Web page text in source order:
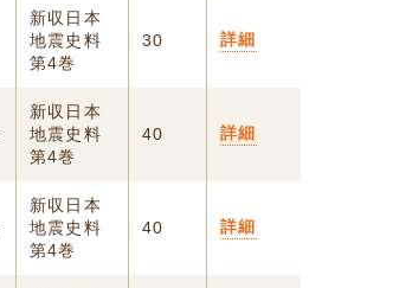
新収日本
地震史料
第4巻
30 詳細
新収日本
地震史料
第4巻
40 詳細
新収日本
地震史料
第4巻
40 詳細